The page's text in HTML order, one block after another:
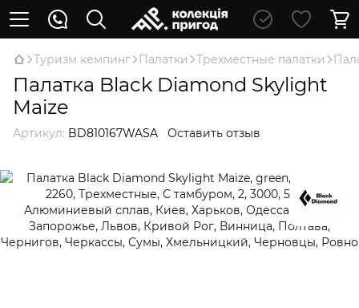
Туризм кемпинг Палатки Трехместные палатки
Палатка Black Diamond Skylight
Maize
Артикул: BD810167WASA Оставить отзыв